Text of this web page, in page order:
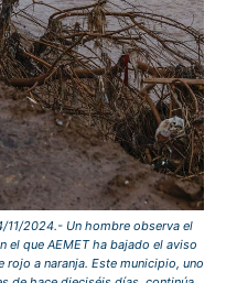
11/2024.- Un hombre observa el
el que AEMET ha bajado el aviso
a naranja. Este municipio, uno